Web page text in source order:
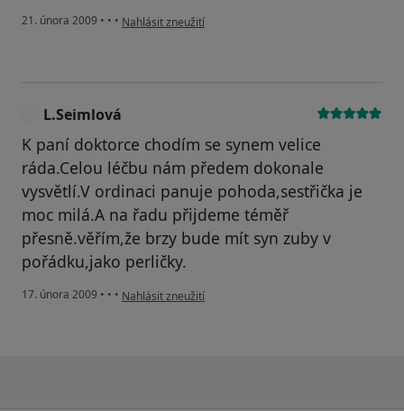
21. února 2009 • • • podle názoru uživatele A. Kleinová
Nahlásit zneužití
L.Seimlová
K paní doktorce chodím se synem velice
ráda.Celou léčbu nám předem dokonale
vysvětlí.V ordinaci panuje pohoda,sestřička je
moc milá.A na řadu přijdeme téměř
přesně.věřím,že brzy bude mít syn zuby v
pořádku,jako perličky.
17. února 2009 • • • podle názoru uživatele L.Seimlová
Nahlásit zneužití